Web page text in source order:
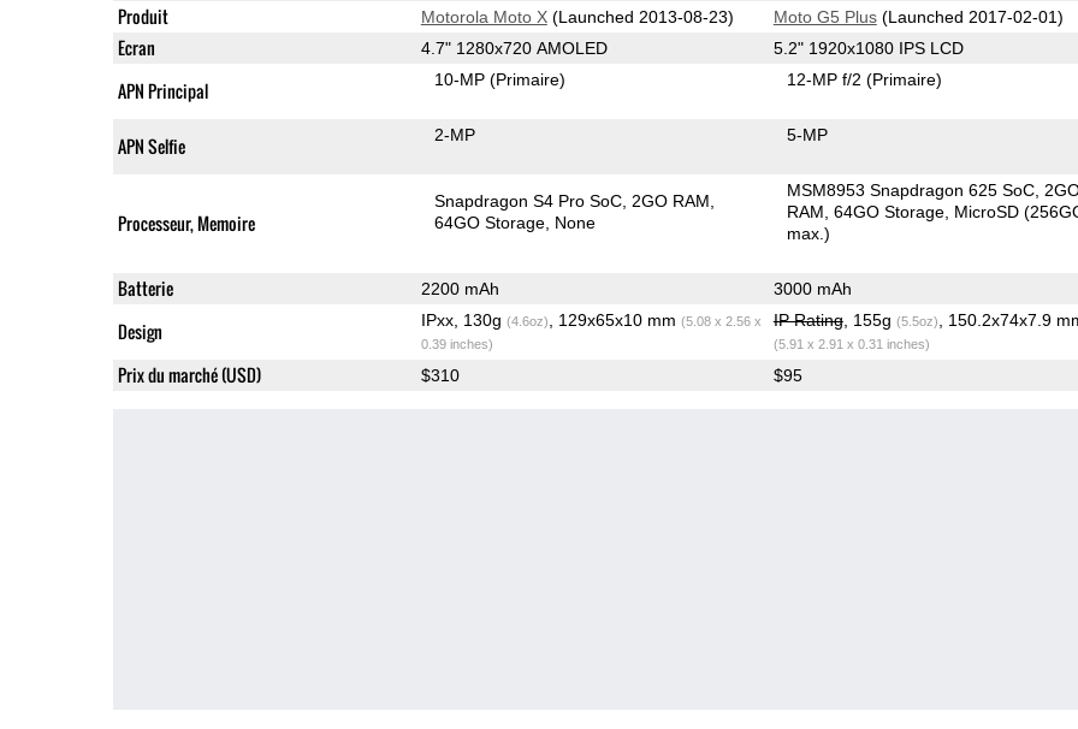
Produit Motorola Moto X(Launched 2013-08-23) Moto G5 Plus(Launched 2017-02-01)
Ecran 4.7" 1280x720 AMOLED 5.2" 1920x1080 IPS LCD
APN Principal 10-MP(Primaire) 12-MP f/2(Primaire)
APN Selfie 2-MP 5-MP
Processeur, Memoire
Snapdragon S4 Pro SoC 2GO RAM
64GO Storage None
MSM8953 Snapdragon 625 SoC
RAM 64GO Storage MicroSD
max.)
Batterie 2200 mAh 3000 mAh
Design IPxx, 130g (4.6oz) , 129x65x10 mm (5.08 x 2.56 x
0.39 inches)
IP Rating, 155g (5.5oz) , 150.2x74x7.9
(5.91 x 2.91 x 0.31 inches)
Prix du marché (USD) $310 $95